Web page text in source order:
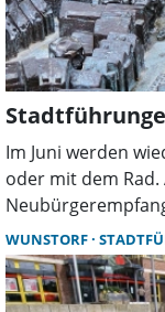
Im Juni werden
oder mit dem
WUNSTORF